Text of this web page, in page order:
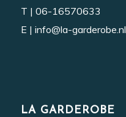
T | 06-16570633
E | info@la-garderobe.nl
LA GARDEROBE